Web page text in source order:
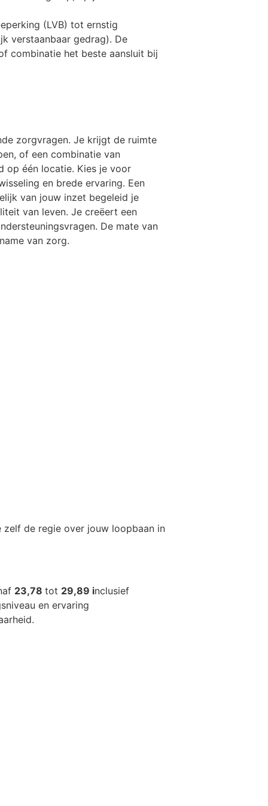
(LVB) tot ernstig
verstaanbaar gedrag). De
combinatie het beste aansluit bij
zorgvragen. Je krijgt de ruimte
of een combinatie van
op één locatie. Kies je voor
en brede ervaring. Een
van jouw inzet begeleid je
van leven. Je creëert een
De mate van
van zorg.
de regie over jouw loopbaan in
23,78 tot 29,89 inclusief
en ervaring